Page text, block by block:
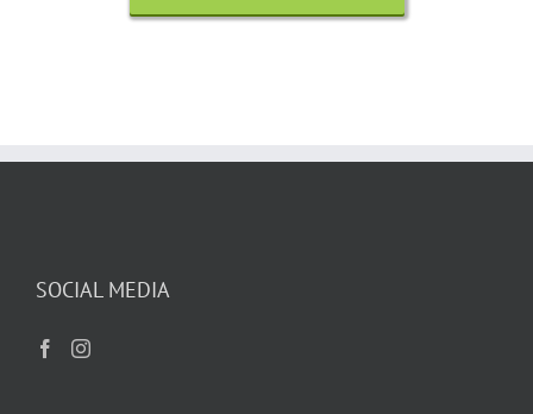
SOCIAL MEDIA